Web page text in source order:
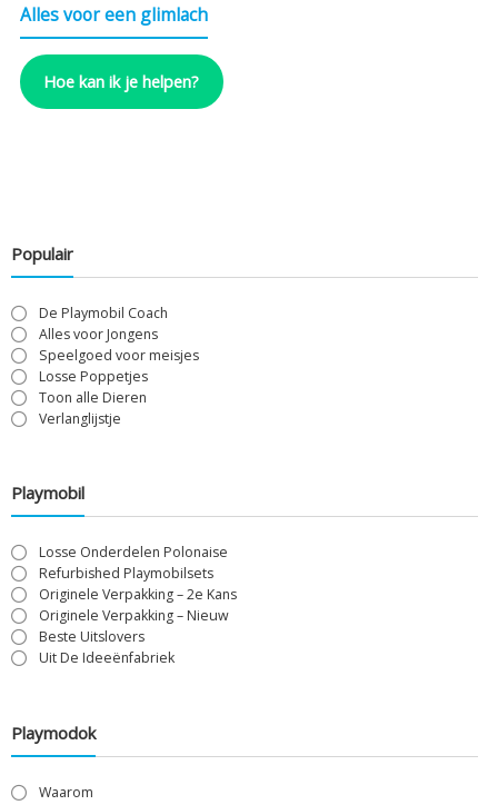
Alles voor een glimlach
Hoe kan ik je helpen?
Populair
De Playmobil Coach
Alles voor Jongens
Speelgoed voor meisjes
Losse Poppetjes
Toon alle Dieren
Verlanglijstje
Playmobil
Losse Onderdelen Polonaise
Refurbished Playmobilsets
Originele Verpakking – 2e Kans
Originele Verpakking – Nieuw
Beste Uitslovers
Uit De Ideeënfabriek
Playmodok
Waarom